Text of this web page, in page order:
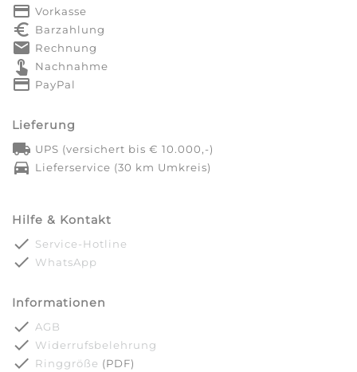
payment Vorkasse
euro_symbol Barzahlung
markunread Rechnung
touch_app Nachnahme
credit_card PayPal
Lieferung
local_shipping UPS (versichert bis € 10.000,-)
directions_car Lieferservice (30 km Umkreis)
Hilfe & Kontakt
done Service-Hotline
done WhatsApp
Informationen
done AGB
done Widerrufsbelehrung
done Ringgröße (PDF)